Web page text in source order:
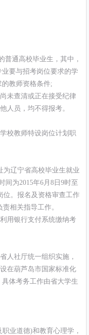
普通高校毕业生，其中，
要与招考岗位要求的学
教师资格条件;
未查清或正在接受纪律
人员，均不得报考。
校教师特设岗位计划职
为辽宁省高校毕业生就业
间为2015年6月8日9时至
位。报名及资格审查工作
相关指导工作。
用银行支付系统缴纳考
人社厅统一组织实施，
在葫芦岛市国家标准化
体考务工作由省大学生
业道德)和教育心理学，